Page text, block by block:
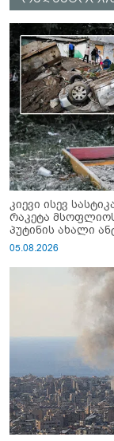
კიევი ისევ
რაკეტა
პუტინის ახალი
05.08.2026